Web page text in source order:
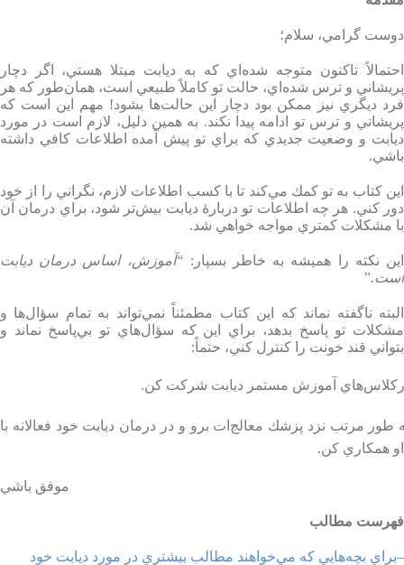
دوست گرامي، سلام؛
احتمالاً تاكنون متوجه شده‌اي كه به ديابت مبتلا هستي، اگر دچار
پريشاني و ترس شده‌اي، حالت تو كاملاً طبيعي است، همان‌طور كه هر
فرد ديگري نيز ممكن بود دچار اين حالت‌ها بشود! مهم اين است كه
پريشاني و ترس تو ادامه پيدا نكند. به همين دليل، لازم است در مورد
ديابت و وضعيت جديدي كه براي تو پيش آمده اطلاعات كافي داشته
باشي.
اين كتاب به تو كمك مي‌كند تا با كسب اطلاعات لازم، نگراني را از خود
دور كني. هر چه اطلاعات تو دربارۀ ديابت بيش‌تر شود، براي درمان آن
با مشكلات كمتري مواجه خواهي شد.
اين نكته را هميشه به خاطر بسپار :
“آموزش، اساس درمان ديابت
است.”
البته ناگفته نماند كه اين كتاب مطمئناً نمي‌تواند به تمام سؤال‌ها و
مشكلات تو پاسخ بدهد، براي اين كه سؤال‌هاي تو بي‌پاسخ نماند و
بتواني قند خونت را كنترل كني، حتماً:
آموزش مستمر ديابت شركت كن.
طور مرتب نزد پزشك معالج‌ات برو و در درمان ديابت خود فعالانه با
او همكاري كن.
موفق باشي
فهرست مطالب
–براي بچه‌هايي كه مي‌خواهند مطالب بيشتري در مورد ديابت خود